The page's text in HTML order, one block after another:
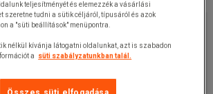
+ÁFA
teljesítményét és elemezzék a vásárlási
szeretne tudni a sütik céljáról, típusáról és azok
a "süti beállítások" menüpontra.
nélkül kívánja látogatni oldalunkat, azt is szabadon
a
süti szabályzatunkban talál.